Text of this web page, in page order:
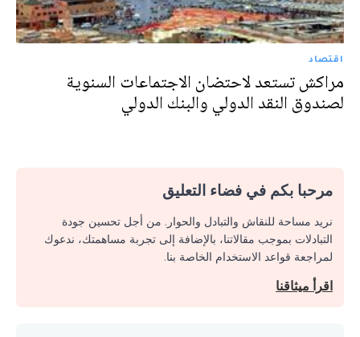
اقتصاد
مراكش تستعد لاحتضان الاجتماعات السنوية
لصندوق النقد الدولي والبنك الدولي
مرحبا بكم في فضاء التعليق
نريد مساحة للنقاش والتبادل والحوار. من أجل تحسين جودة
التبادلات بموجب مقالاتنا، بالإضافة إلى تجربة مساهمتك، ندعوك
لمراجعة قواعد الاستخدام الخاصة بنا.
اقرأ ميثاقنا